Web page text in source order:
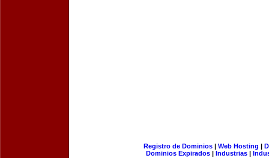
Registro de Dominios| Web Hosting |
Dominios Expirados | Industrias |